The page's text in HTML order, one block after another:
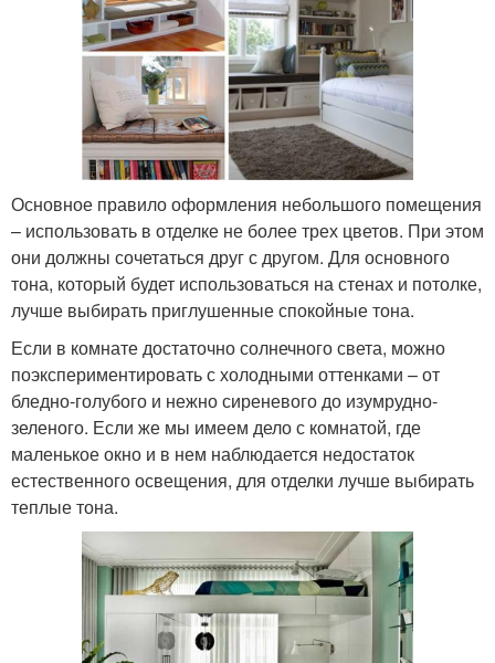
Основное правило оформления небольшого помещения
– использовать в отделке не более трех цветов. При этом
они должны сочетаться друг с другом. Для основного
тона, который будет использоваться на стенах и потолке,
лучше выбирать приглушенные спокойные тона.
Если в комнате достаточно солнечного света, можно
поэкспериментировать с холодными оттенками – от
бледно-голубого и нежно сиреневого до изумрудно-
зеленого. Если же мы имеем дело с комнатой, где
маленькое окно и в нем наблюдается недостаток
естественного освещения, для отделки лучше выбирать
теплые тона.